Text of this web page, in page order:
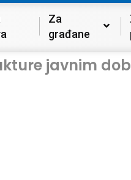
Za
građane
javnim